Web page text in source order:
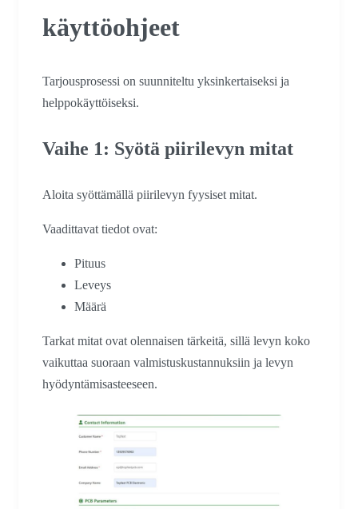
käyttöohjeet
Tarjousprosessi on suunniteltu yksinkertaiseksi ja
helppokäyttöiseksi.
Vaihe 1: Syötä piirilevyn mitat
Aloita syöttämällä piirilevyn fyysiset mitat.
Vaadittavat tiedot ovat:
Pituus
Leveys
Määrä
Tarkat mitat ovat olennaisen tärkeitä, sillä levyn koko
vaikuttaa suoraan valmistuskustannuksiin ja levyn
hyödyntämisasteeseen.